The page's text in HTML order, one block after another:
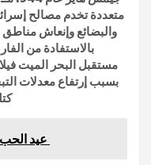
متعددة تخدم مصالح
والبضائع وإنعاش مناطق
بالاستفادة من
مستقبل البحر الميت
بسبب إرتفاع معدلات